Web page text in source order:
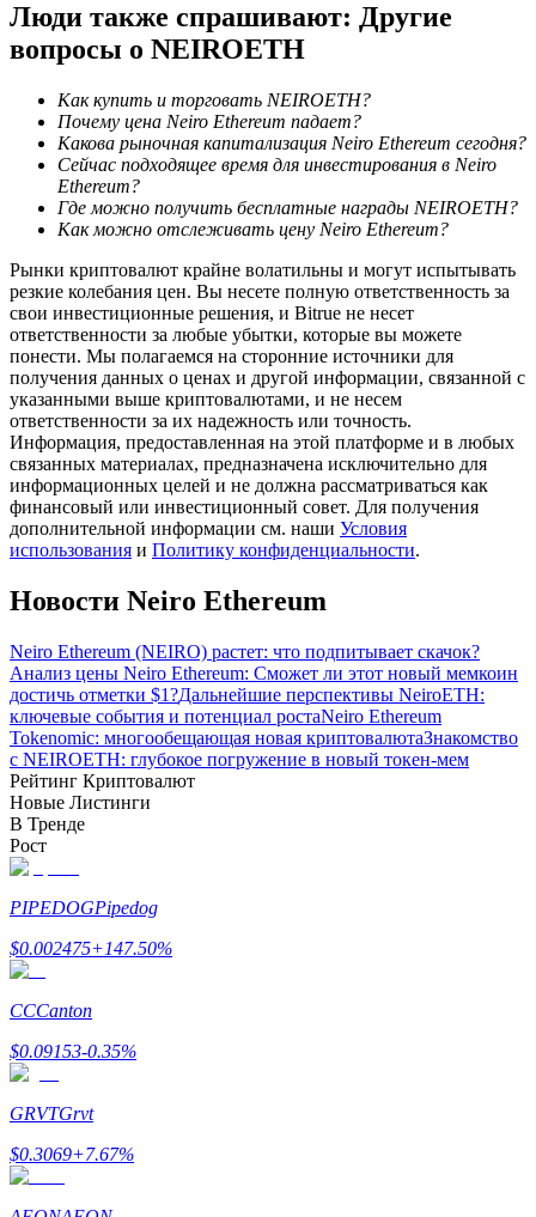
Информация
Анализ больших данных, включая торговую информацию
Гид
Руководство для начинающих по фьючерсам
Торговые стратегии
Узнайте, как оставаться прибыльным
Заработок
Силовая свинья
Получайте конкурентные награды ежедневно
Люди также спрашивают: Другие
вопросы о NEIROETH
Как купить и торговать NEIROETH?
Почему цена Neiro Ethereum падает?
Какова рыночная капитализация Neiro Ethereum сегодня?
Сейчас подходящее время для инвестирования в Neiro
Ethereum?
Где можно получить бесплатные награды NEIROETH?
Как можно отслеживать цену Neiro Ethereum?
Рынки криптовалют крайне волатильны и могут испытывать
резкие колебания цен. Вы несете полную ответственность за
свои инвестиционные решения, и Bitrue не несет
ответственности за любые убытки, которые вы можете
понести. Мы полагаемся на сторонние источники для
получения данных о ценах и другой информации, связанной с
указанными выше криптовалютами, и не несем
ответственности за их надежность или точность.
Информация, предоставленная на этой платформе и в любых
связанных материалах, предназначена исключительно для
информационных целей и не должна рассматриваться как
финансовый или инвестиционный совет. Для получения
дополнительной информации см. наши Условия
использования и Политику конфиденциальности.
Новости Neiro Ethereum
Neiro Ethereum (NEIRO) растет: что подпитывает скачок?
Анализ цены Neiro Ethereum: Сможет ли этот новый мемкоин
достичь отметки $1?Дальнейшие перспективы NeiroETH:
ключевые события и потенциал ростаNeiro Ethereum
Tokenomic: многообещающая новая криптовалютаЗнакомство
с NEIROETH: глубокое погружение в новый токен-мем
Рейтинг Криптовалют
Новые Листинги
В Тренде
Рост
PIPEDOGPipedog
$0.002475+147.50%
CCCanton
$0.09153-0.35%
GRVTGrvt
$0.3069+7.67%